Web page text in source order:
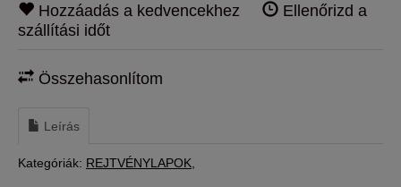
Hozzáadás a kedvencekhez
Ellenőrizd a
szállítási időt
Összehasonlítom
Leírás
Kategóriák: REJTVÉNYLAPOK